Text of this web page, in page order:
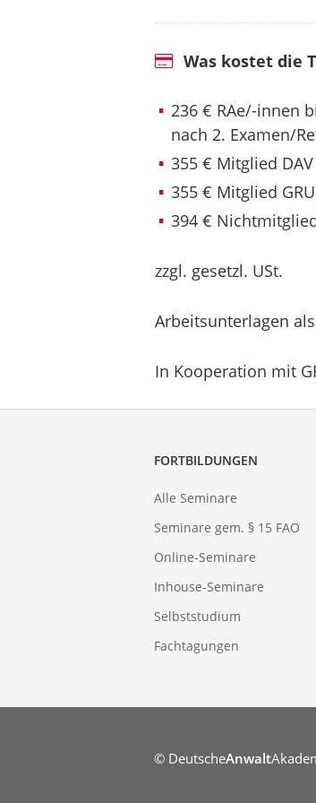
Was kostet die
236 € RAe/-innen
nach 2. Examen/
355 € Mitglied DAV
355 € Mitglied
394 €
zzgl. gesetzl. USt.
Arbeitsunterlagen
In Kooperation mit
FORTBILDUNGEN
Alle Seminare
Seminare gem. § 15 FAO
Online-Seminare
Inhouse-Seminare
Selbststudium
Fachtagungen
© DeutscheAnwalt